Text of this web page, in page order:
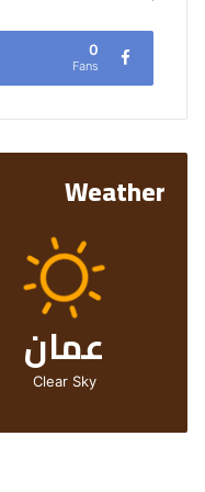
0
Fans
Weather
عمان
Clear Sky